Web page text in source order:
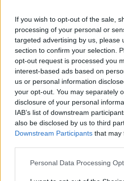
If you wish to opt-out of the sale,
processing of your personal or
targeted advertising by us, please
section to confirm your selection.
opt-out request is processed you
interest-based ads based on
us or personal information
your opt-out. You may separately
disclosure of your personal
IAB’s list of downstream
also be disclosed by us to third
Downstream Participants that may
Personal Data Processing